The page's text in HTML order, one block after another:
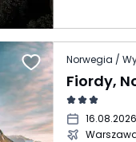
Norwegia /
16.08.2026